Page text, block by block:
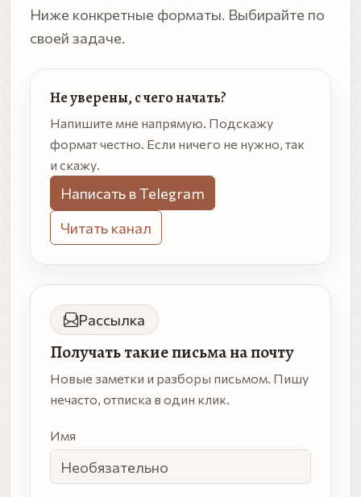
Ниже конкретные форматы. Выбирайте по
своей задаче.
Не уверены, с чего начать?
Напишите мне напрямую. Подскажу
формат честно. Если ничего не нужно, так
и скажу.
Написать в Telegram
Читать канал
Рассылка
Получать такие письма на почту
Новые заметки и разборы письмом. Пишу
нечасто, отписка в один клик.
Имя